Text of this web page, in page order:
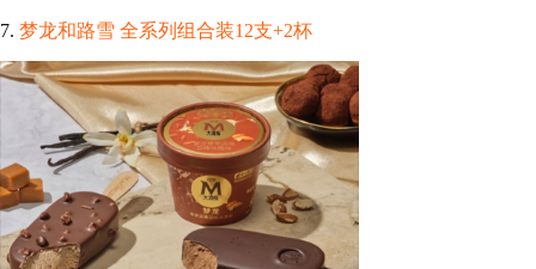
7. 梦龙和路雪 全系列组合装12支+2杯